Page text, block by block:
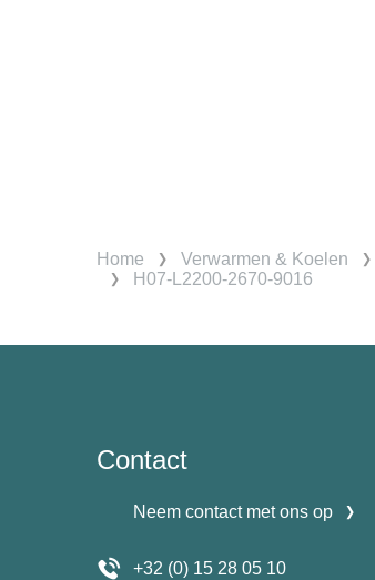
Home Verwarmen & Koelen
H07-L2200-2670-9016
Contact
Neem contact met ons op
+32 (0) 15 28 05 10